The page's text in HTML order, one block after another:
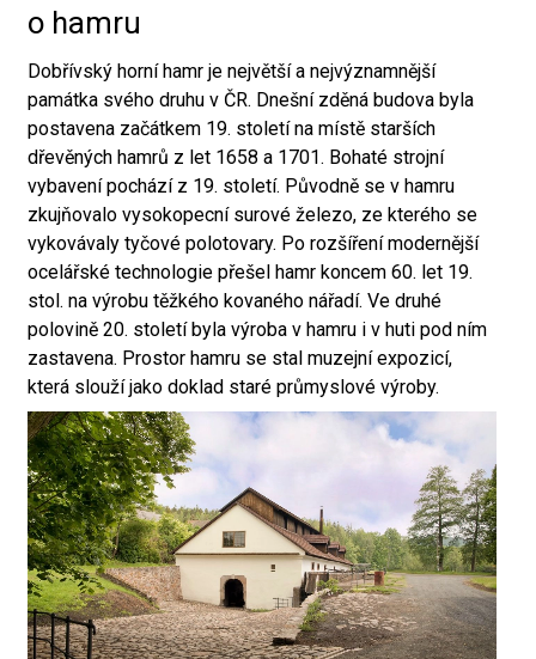
o hamru
Dobřívský horní hamr je největší a nejvýznamnější
památka svého druhu v ČR. Dnešní zděná budova byla
postavena začátkem 19. století na místě starších
dřevěných hamrů z let 1658 a 1701. Bohaté strojní
vybavení pochází z 19. století. Původně se v hamru
zkujňovalo vysokopecní surové železo, ze kterého se
vykovávaly tyčové polotovary. Po rozšíření modernější
ocelářské technologie přešel hamr koncem 60. let 19.
stol. na výrobu těžkého kovaného nářadí. Ve druhé
polovině 20. století byla výroba v hamru i v huti pod ním
zastavena. Prostor hamru se stal muzejní expozicí,
která slouží jako doklad staré průmyslové výroby.